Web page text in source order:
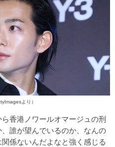
より）
香港ノワールオマージュの刑
誰が望んでいるのか、なんの
係ないんだよなと強く感じる